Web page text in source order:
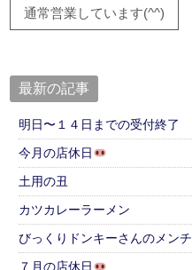
通常営業しています(^^)
最新の記事
明日〜１４日までの受付終了
今月の店休日
土用の丑
カツカレーラーメン
びっくりドンキーさんのメンチ
７月の店休日